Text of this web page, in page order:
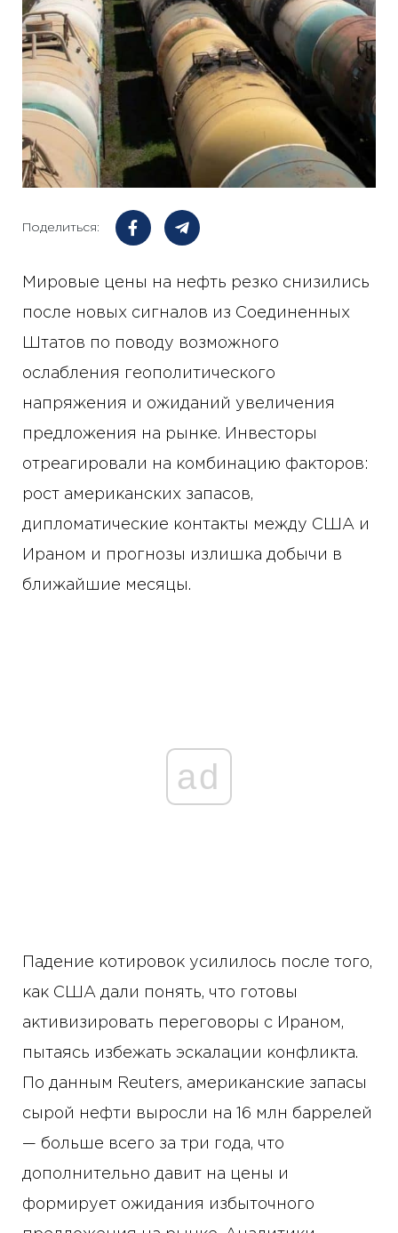
Поделиться:
Мировые цены на нефть резко снизились
после новых сигналов из Соединенных
Штатов по поводу возможного
ослабления геополитического
напряжения и ожиданий увеличения
предложения на рынке. Инвесторы
отреагировали на комбинацию факторов:
рост американских запасов,
дипломатические контакты между США и
Ираном и прогнозы излишка добычи в
ближайшие месяцы.
ad
Падение котировок усилилось после того,
как США дали понять, что готовы
активизировать переговоры с Ираном,
пытаясь избежать эскалации конфликта.
По данным Reuters, американские запасы
сырой нефти выросли на 16 млн баррелей
— больше всего за три года, что
дополнительно давит на цены и
формирует ожидания избыточного